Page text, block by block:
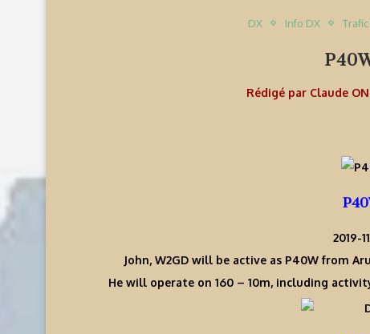
DX Info DX
Rédigé par Claude
2019-
John, W2GD will be active as P40W from
He will operate on 160 – 10m, including